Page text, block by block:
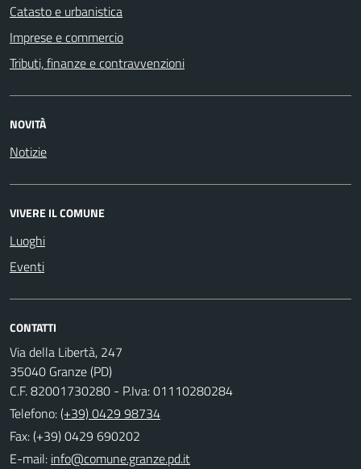
Catasto e urbanistica
Imprese e commercio
Tributi, finanze e contravvenzioni
NOVITÀ
Notizie
VIVERE IL COMUNE
Luoghi
Eventi
CONTATTI
Via della Libertà, 247
35040 Granze (PD)
C.F. 82001730280 - P.Iva: 01110280284
Telefono:(+39) 0429 98734
Fax: (+39) 0429 690202
E-mail: